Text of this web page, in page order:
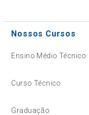
Nossos Cursos
Ensino Médio Técnico
Curso Técnico
Graduação